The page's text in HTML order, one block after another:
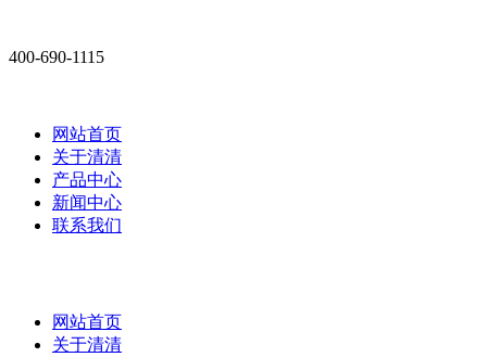
400-690-1115
网站首页
关于清清
产品中心
新闻中心
联系我们
网站首页
关于清清